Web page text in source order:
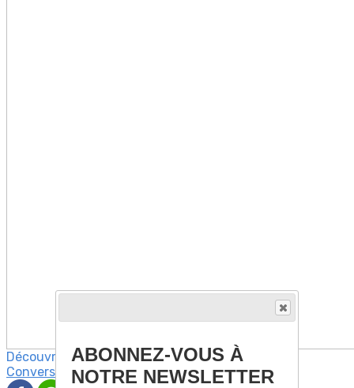
Découvrez davantage d'articles sur ces thèmes :
Conversation italienne
ABONNEZ-VOUS À
NOTRE NEWSLETTER